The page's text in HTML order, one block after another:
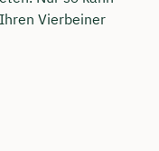
Vierbeiner